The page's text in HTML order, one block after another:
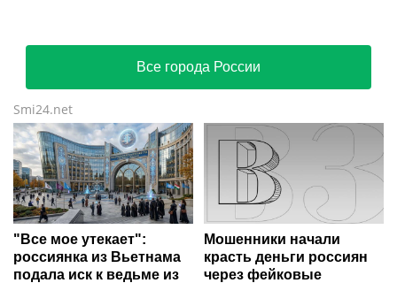
Все города России
Smi24.net
"Все мое утекает":
россиянка из Вьетнама
подала иск к ведьме из
Мошенники начали
красть деньги россиян
через фейковые